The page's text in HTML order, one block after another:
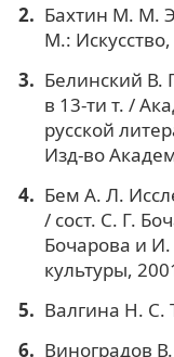
Бахтин М. М.
М.:
Белинский В.
в 13-ти т. /
русской
Изд-во
Бем А. Л.
/ сост. С. Г.
Бочарова и
культуры,
Валгина Н. С.
Виноградов